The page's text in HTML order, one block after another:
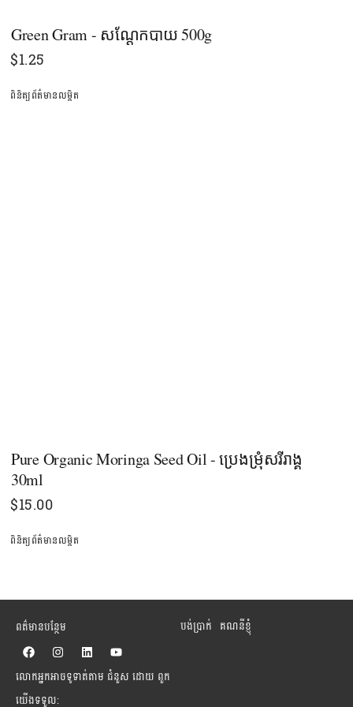
Green Gram - សណ្ដែកបាយ 500g
$1.25
ពិនិត្យព័ត៌មានលម្អិត
Pure Organic Moringa Seed Oil - ប្រេងម្រុំសរីរាង្គ
30ml
$15.00
ពិនិត្យព័ត៌មានលម្អិត
ពត៌មានបន្ថែម
F
a
c
e
b
I
n
s
t
L
i
n
k
Y
o
u
t
លោកអ្នកអាចទូទាត់តាម ជំនួស ដោយ ពួក
យើងទទួល:
បង់ប្រាក់ គណនីខ្ញុំ